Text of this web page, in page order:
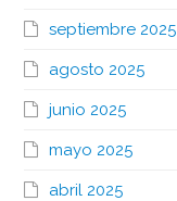
septiembre 2025
agosto 2025
junio 2025
mayo 2025
abril 2025